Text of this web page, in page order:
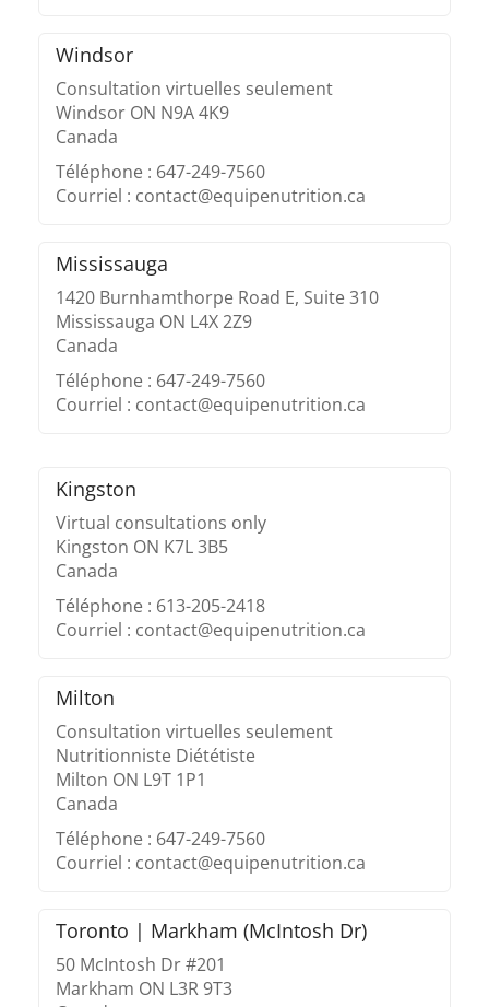
Windsor
Consultation virtuelles seulement
Windsor ON N9A 4K9
Canada
Téléphone : 647-249-7560
Courriel : contact@equipenutrition.ca
Mississauga
1420 Burnhamthorpe Road E, Suite 310
Mississauga ON L4X 2Z9
Canada
Téléphone : 647-249-7560
Courriel : contact@equipenutrition.ca
Kingston
Virtual consultations only
Kingston ON K7L 3B5
Canada
Téléphone : 613-205-2418
Courriel : contact@equipenutrition.ca
Milton
Consultation virtuelles seulement
Nutritionniste Diététiste
Milton ON L9T 1P1
Canada
Téléphone : 647-249-7560
Courriel : contact@equipenutrition.ca
Toronto | Markham (McIntosh Dr)
50 McIntosh Dr #201
Markham ON L3R 9T3